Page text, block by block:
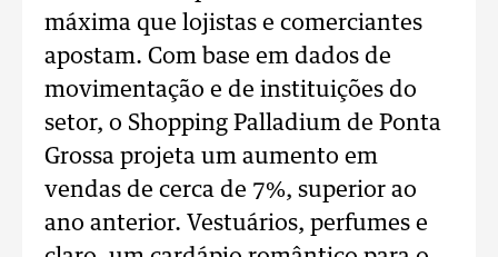
máxima que lojistas e comerciantes
apostam. Com base em dados de
movimentação e de instituições do
setor, o Shopping Palladium de Ponta
Grossa projeta um aumento em
vendas de cerca de 7%, superior ao
ano anterior. Vestuários, perfumes e